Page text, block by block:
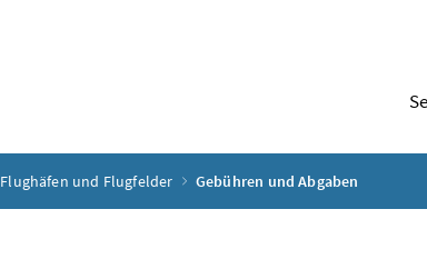
Flughäfen und Flugfelder Gebühren und Abgaben